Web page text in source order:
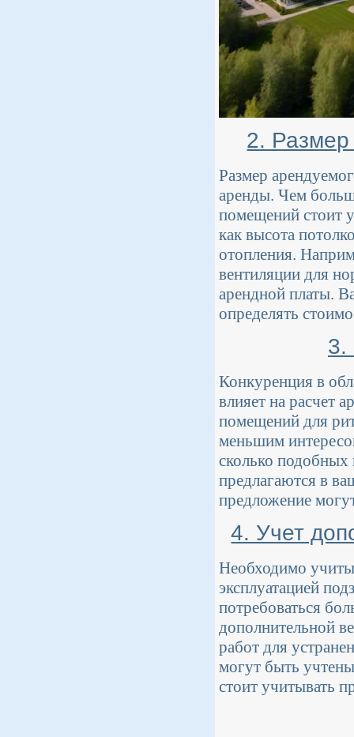
2.
Размер
аренды. Чем
помещений стоит
как высота
отопления.
вентиляции для
арендной платы.
определять
3.
Конкуренция в
влияет на расчет
помещений для
меньшим
сколько
предлагаются в
предложение
4. Учет
Необходимо
эксплуатацией
потребоваться
дополнительной
работ для
могут быть
стоит учитывать